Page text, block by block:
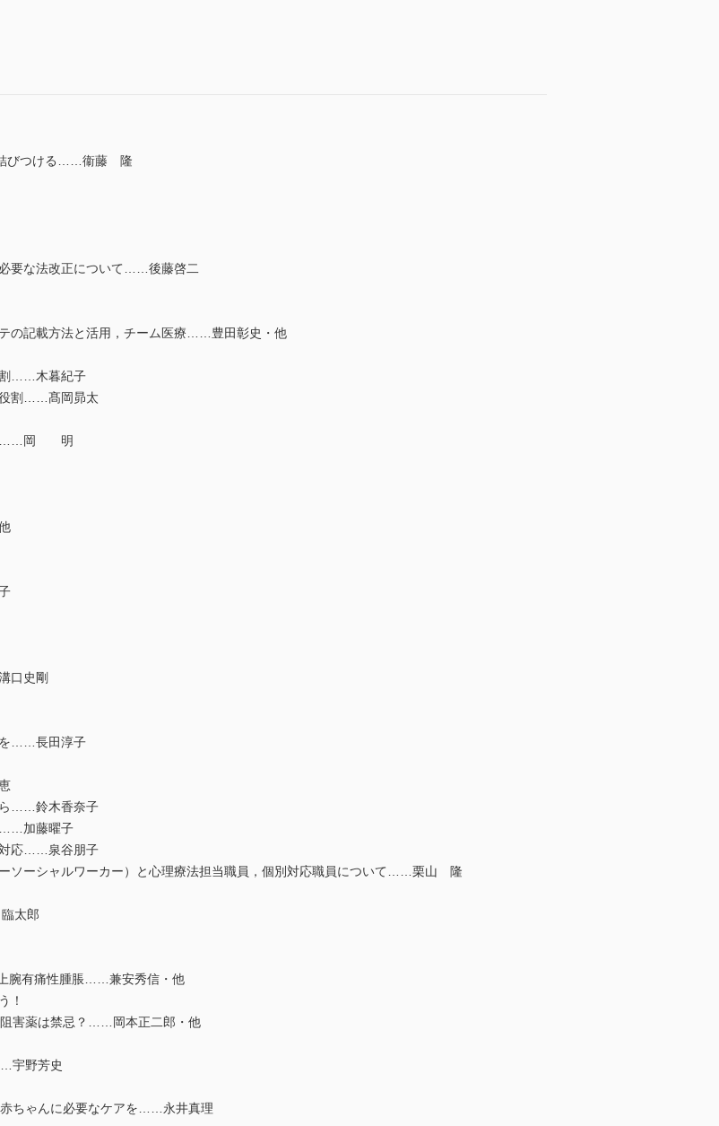
結びつける……衞藤 隆
要な法改正について……後藤啓二
の記載方法と活用，チーム医療……豊田彰史・他
割……木暮紀子
役割……髙岡昴太
援……岡 明
口史剛
を……長田淳子
……鈴木香奈子
……加藤曜子
対応……泉谷朋子
ソーシャルワーカー）と心理療法担当職員，個別対応職員について……栗山 隆
太郎
腕有痛性腫脹……兼安秀信・他
！
害薬は禁忌？……岡本正二郎・他
宇野芳史
ちゃんに必要なケアを……永井真理